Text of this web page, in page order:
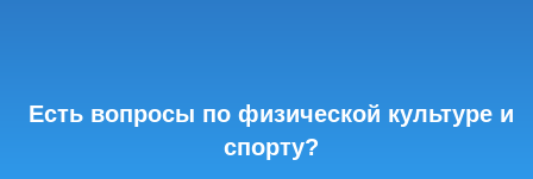
Есть вопросы по физической культуре и
спорту?